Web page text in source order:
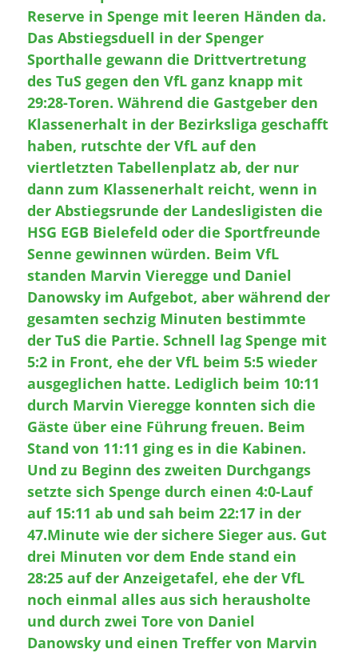
Reserve in Spenge mit leeren Händen da.
Das Abstiegsduell in der Spenger
Sporthalle gewann die Drittvertretung
des TuS gegen den VfL ganz knapp mit
29:28-Toren. Während die Gastgeber den
Klassenerhalt in der Bezirksliga geschafft
haben, rutschte der VfL auf den
viertletzten Tabellenplatz ab, der nur
dann zum Klassenerhalt reicht, wenn in
der Abstiegsrunde der Landesligisten die
HSG EGB Bielefeld oder die Sportfreunde
Senne gewinnen würden. Beim VfL
standen Marvin Vieregge und Daniel
Danowsky im Aufgebot, aber während der
gesamten sechzig Minuten bestimmte
der TuS die Partie. Schnell lag Spenge mit
5:2 in Front, ehe der VfL beim 5:5 wieder
ausgeglichen hatte. Lediglich beim 10:11
durch Marvin Vieregge konnten sich die
Gäste über eine Führung freuen. Beim
Stand von 11:11 ging es in die Kabinen.
Und zu Beginn des zweiten Durchgangs
setzte sich Spenge durch einen 4:0-Lauf
auf 15:11 ab und sah beim 22:17 in der
47.Minute wie der sichere Sieger aus. Gut
drei Minuten vor dem Ende stand ein
28:25 auf der Anzeigetafel, ehe der VfL
noch einmal alles aus sich herausholte
und durch zwei Tore von Daniel
Danowsky und einen Treffer von Marvin